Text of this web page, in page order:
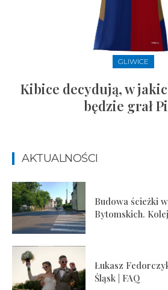
GLIWICE
Kibice decydują, w
będzie grał
AKTUALNOŚCI
Budowa ścieżki
Bytomskich.
Łukasz
Śląsk | FAQ